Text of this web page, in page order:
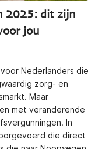
2025: dit zijn
jou
Nederlanders die
zorg- en
Maar
met veranderende
In
die direct